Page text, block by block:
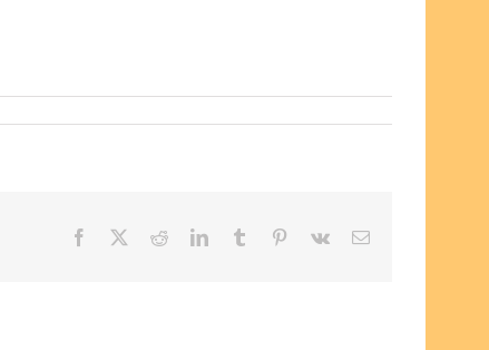
Facebook RedditLinkedInTumblr Pinterest
Vk Email